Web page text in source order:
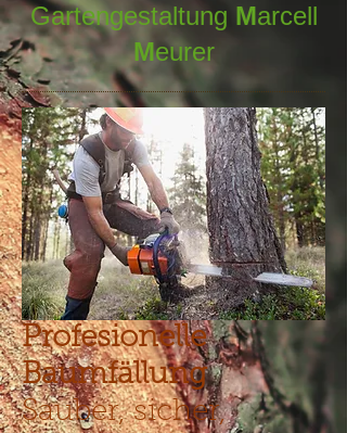
Gartengestaltung Marcell
Meurer
Profesionelle
Baumfällung
Sauber, sicher,